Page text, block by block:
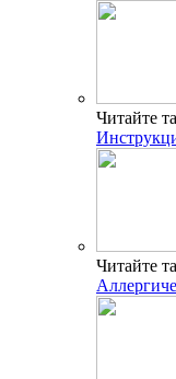
Читайте
Читайте